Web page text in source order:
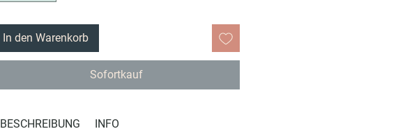
In den Warenkorb
Sofortkauf
BESCHREIBUNG INFO